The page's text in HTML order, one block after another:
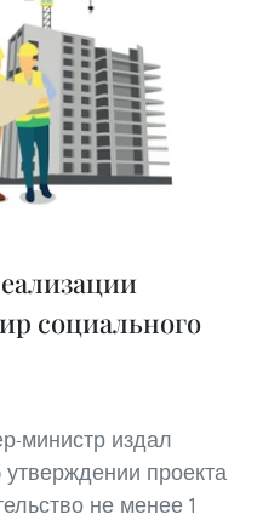
социального
министр издал
проекта
не менее 1